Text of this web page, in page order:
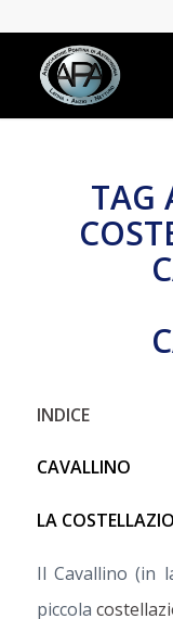
TAG
INDICE
CAVALLINO
LA
Il Cavallino (in
piccola